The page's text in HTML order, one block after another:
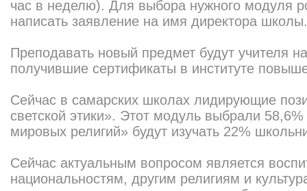
час в неделю). Для выбора нужного модуля
написать заявление на имя директора школы.
Преподавать новый предмет будут учителя
получившие сертификаты в институте
Сейчас в самарских школах лидирующие
светской этики». Этот модуль выбрали
мировых религий» будут изучать 22%
Сейчас актуальным вопросом является
национальностям, другим религиям и